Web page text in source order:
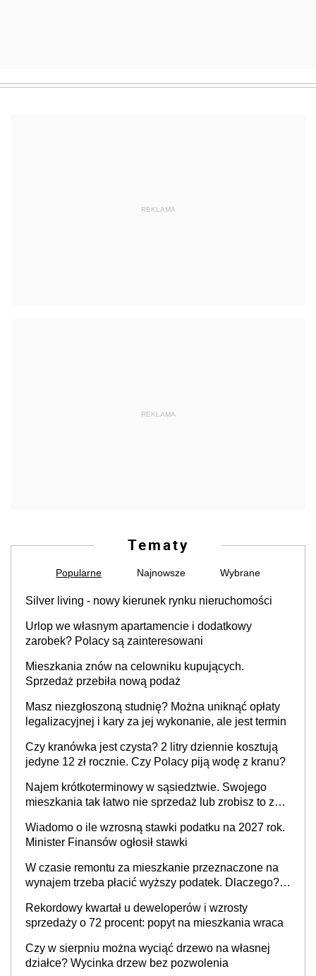
REKLAMA
REKLAMA
Tematy
Popularne Najnowsze Wybrane
Silver living - nowy kierunek rynku nieruchomości
Urlop we własnym apartamencie i dodatkowy
zarobek? Polacy są zainteresowani
Mieszkania znów na celowniku kupujących.
Sprzedaż przebiła nową podaż
Masz niezgłoszoną studnię? Można uniknąć opłaty
legalizacyjnej i kary za jej wykonanie, ale jest termin
Czy kranówka jest czysta? 2 litry dziennie kosztują
jedyne 12 zł rocznie. Czy Polacy piją wodę z kranu?
Najem krótkoterminowy w sąsiedztwie. Swojego
mieszkania tak łatwo nie sprzedaż lub zrobisz to ze
Wiadomo o ile wzrosną stawki podatku na 2027 rok.
Minister Finansów ogłosił stawki
W czasie remontu za mieszkanie przeznaczone na
wynajem trzeba płacić wyższy podatek. Dlaczego?
Rekordowy kwartał u deweloperów i wzrosty
sprzedaży o 72 procent: popyt na mieszkania wraca
Czy w sierpniu można wyciąć drzewo na własnej
działce? Wycinka drzew bez pozwolenia